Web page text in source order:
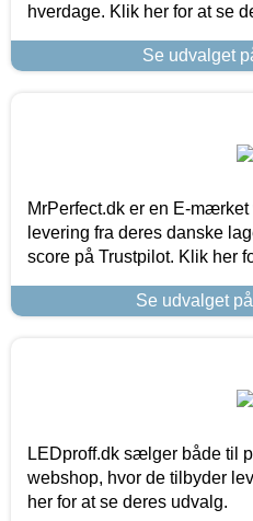
hverdage. Klik her for at se
Se udvalget
MrPerfect.dk er en E-
levering fra deres danske
score på Trustpilot. Klik her
Se udvalget
LEDproff.dk sælger både til
webshop, hvor de tilbyder
her for at se deres udvalg.